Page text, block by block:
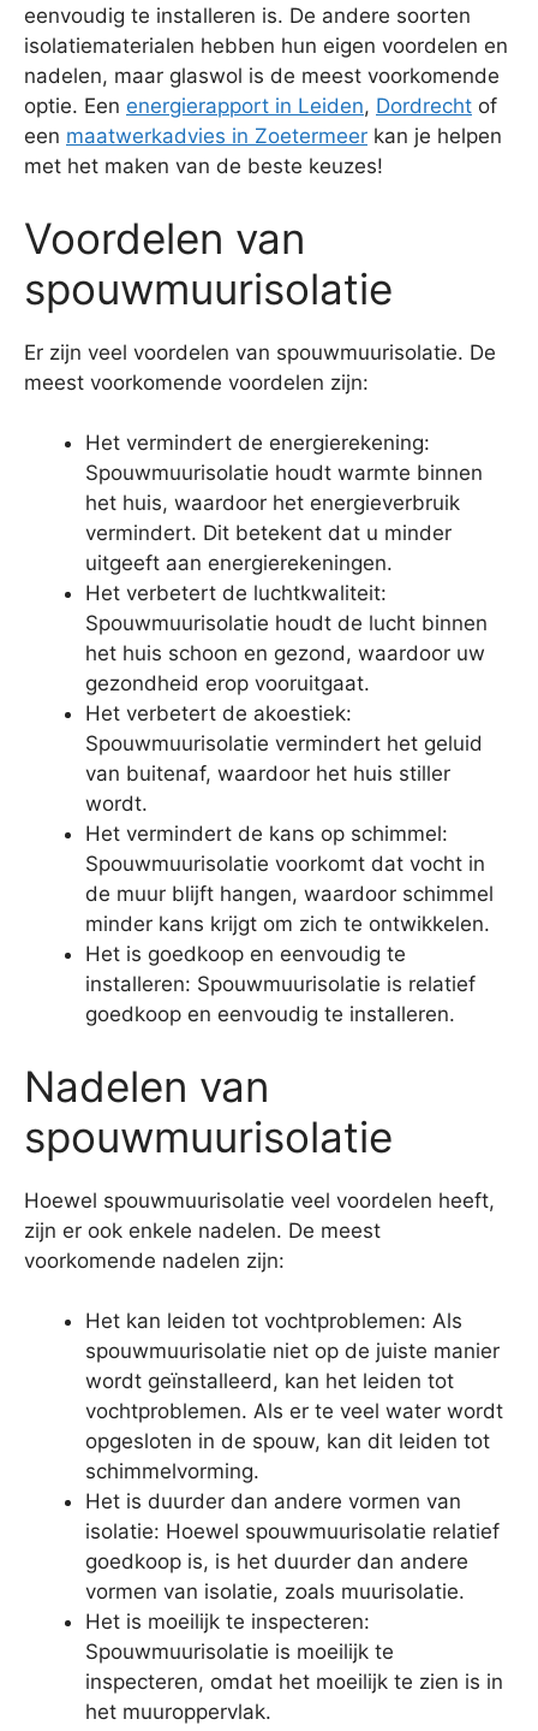
eenvoudig te installeren is. De andere soorten
isolatiematerialen hebben hun eigen voordelen en
nadelen, maar glaswol is de meest voorkomende
optie. Een energierapport in Leiden, Dordrecht of
een maatwerkadvies in Zoetermeer kan je helpen
met het maken van de beste keuzes!
Voordelen van
spouwmuurisolatie
Er zijn veel voordelen van spouwmuurisolatie. De
meest voorkomende voordelen zijn:
Het vermindert de energierekening:
Spouwmuurisolatie houdt warmte binnen
het huis, waardoor het energieverbruik
vermindert. Dit betekent dat u minder
uitgeeft aan energierekeningen.
Het verbetert de luchtkwaliteit:
Spouwmuurisolatie houdt de lucht binnen
het huis schoon en gezond, waardoor uw
gezondheid erop vooruitgaat.
Het verbetert de akoestiek:
Spouwmuurisolatie vermindert het geluid
van buitenaf, waardoor het huis stiller
wordt.
Het vermindert de kans op schimmel:
Spouwmuurisolatie voorkomt dat vocht in
de muur blijft hangen, waardoor schimmel
minder kans krijgt om zich te ontwikkelen.
Het is goedkoop en eenvoudig te
installeren: Spouwmuurisolatie is relatief
goedkoop en eenvoudig te installeren.
Nadelen van
spouwmuurisolatie
Hoewel spouwmuurisolatie veel voordelen heeft,
zijn er ook enkele nadelen. De meest
voorkomende nadelen zijn:
Het kan leiden tot vochtproblemen: Als
spouwmuurisolatie niet op de juiste manier
wordt geïnstalleerd, kan het leiden tot
vochtproblemen. Als er te veel water wordt
opgesloten in de spouw, kan dit leiden tot
schimmelvorming.
Het is duurder dan andere vormen van
isolatie: Hoewel spouwmuurisolatie relatief
goedkoop is, is het duurder dan andere
vormen van isolatie, zoals muurisolatie.
Het is moeilijk te inspecteren:
Spouwmuurisolatie is moeilijk te
inspecteren, omdat het moeilijk te zien is in
het muuroppervlak.